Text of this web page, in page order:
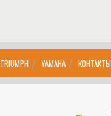
TRIUMPH YAMAHA КОНТАКТЫ